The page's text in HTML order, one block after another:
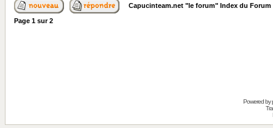
Capucinteam.net "le forum" Index du Forum
Page 1 sur2
Powered by